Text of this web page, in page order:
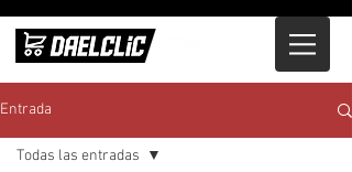
Entrada
Todas las entradas